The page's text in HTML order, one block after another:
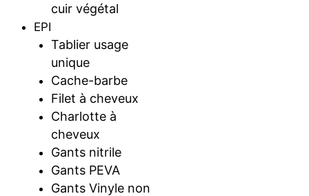
cuir végétal
EPI
Tablier usage
unique
Cache-barbe
Filet à cheveux
Charlotte à
cheveux
Gants nitrile
Gants PEVA
Gants Vinyle non